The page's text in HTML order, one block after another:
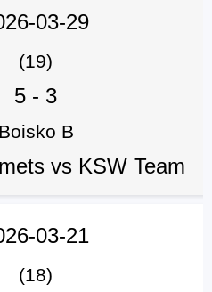
03-29
(19)
5 - 3
Boisko B
vs KSW Team
03-21
(18)